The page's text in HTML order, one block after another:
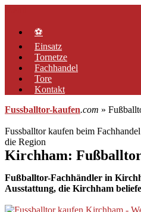
springen⚽
Einsatz
Tornetze
Fachhandel
Tore
Kontakt
Fussballtor-kaufen.com »
Fussballtor kaufen beim
die Region
Kirchham:
Fußballtor-Fachhändler in
Ausstattung, die Kirchham